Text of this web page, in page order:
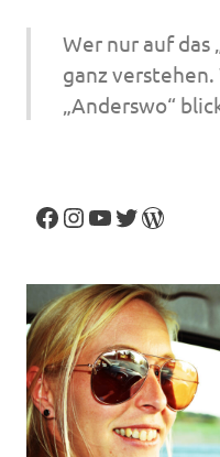
Wer nur auf das
ganz verstehen.
„Anderswo“
Facebook
Instagram
YouTube
Twitter